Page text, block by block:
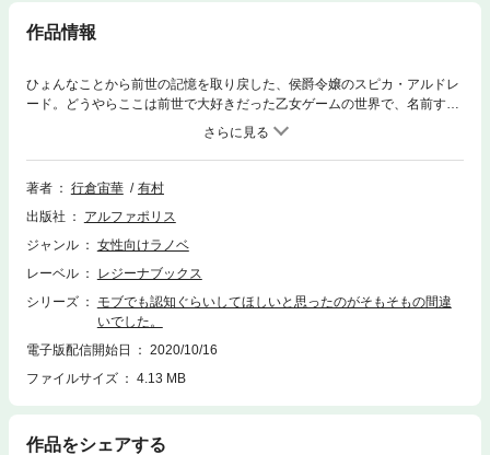
作品情報
ひょんなことから前世の記憶を取り戻した、侯爵令嬢のスピカ・アルドレ
ード。どうやらここは前世で大好きだった乙女ゲームの世界で、名前すら
出てこなかったモブキャラクターに転生したらしい。このゲームは、少し
でも選択を間違えるとキャラクター達が悲惨な結末を迎えてしまう。けれ
ど、お気に入りのキャラクター達が悲しむ姿は見たくない。目指すはハッ
ピーエンド、そしてあわよくば彼らと顔見知りになれたらいいなと、東奔
ブではなく、主人公ポジションに!? シナリオ改変ファンタジー、開幕！
※電子版は単行本をもとに編集しています。
著者 行倉宙華
有村
出版社
アルファポリス
ジャンル
女性向けラノベ
レーベル
レジーナブックス
シリーズ
モブでも認知ぐらいしてほしいと思ったのがそもそもの間違
いでした。
電子版配信開始日
2020/10/16
ファイルサイズ
4.13 MB
作品をシェアする